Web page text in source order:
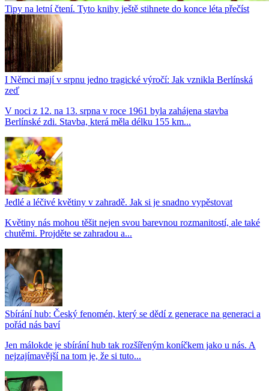
Tipy na letní čtení. Tyto knihy ještě stihnete do konce léta přečíst
I Němci mají v srpnu jedno tragické výročí: Jak vznikla Berlínská
zeď
V noci z 12. na 13. srpna v roce 1961 byla zahájena stavba
Berlínské zdi. Stavba, která měla délku 155 km...
Jedlé a léčivé květiny v zahradě. Jak si je snadno vypěstovat
Květiny nás mohou těšit nejen svou barevnou rozmanitostí, ale také
chutěmi. Projděte se zahradou a...
Sbírání hub: Český fenomén, který se dědí z generace na generaci a
pořád nás baví
Jen málokde je sbírání hub tak rozšířeným koníčkem jako u nás. A
nejzajímavější na tom je, že si tuto...